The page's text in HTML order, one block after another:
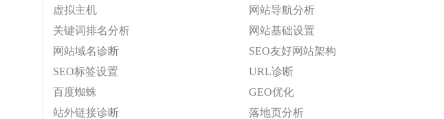
虚拟主机
网站导航分析
关键词排名分析
网站基础设置
网站域名诊断
SEO友好网站架构
SEO标签设置
URL诊断
百度蜘蛛
GEO优化
站外链接诊断
落地页分析